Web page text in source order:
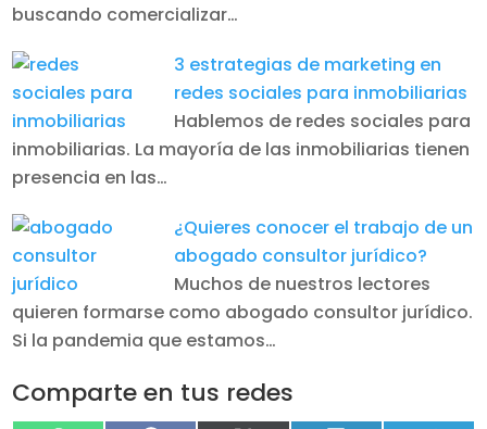
buscando comercializar…
3 estrategias de marketing en
redes sociales para inmobiliarias
Hablemos de redes sociales para
inmobiliarias. La mayoría de las inmobiliarias tienen
presencia en las…
¿Quieres conocer el trabajo de un
abogado consultor jurídico?
Muchos de nuestros lectores
quieren formarse como abogado consultor jurídico.
Si la pandemia que estamos…
Comparte en tus redes